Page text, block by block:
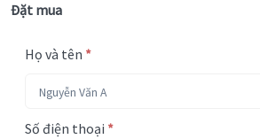
Đặt mua
Họ và tên *
Số điện thoại *